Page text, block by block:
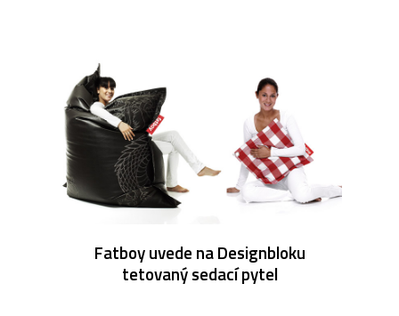
Fatboy uvede na Designbloku
tetovaný sedací pytel